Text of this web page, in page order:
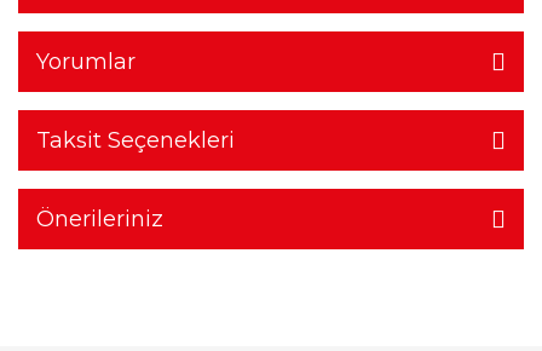
Yorumlar
Taksit Seçenekleri
Önerileriniz